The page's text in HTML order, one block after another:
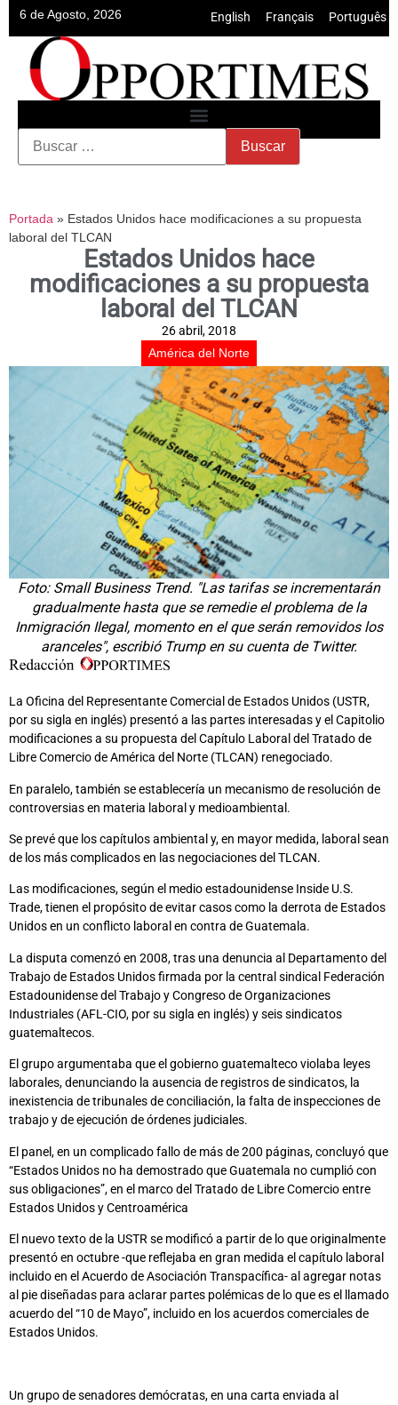
6 de Agosto, 2026 English Français Português
Portada » Estados Unidos hace modificaciones a su propuesta
laboral del TLCAN
Estados Unidos hace
modificaciones a su propuesta
laboral del TLCAN
26 abril, 2018
América del Norte
Foto: Small Business Trend. "Las tarifas se incrementarán
gradualmente hasta que se remedie el problema de la
Inmigración Ilegal, momento en el que serán removidos los
aranceles", escribió Trump en su cuenta de Twitter.
La Oficina del Representante Comercial de Estados Unidos (USTR,
por su sigla en inglés) presentó a las partes interesadas y el Capitolio
modificaciones a su propuesta del Capítulo Laboral del Tratado de
Libre Comercio de América del Norte (TLCAN) renegociado.
En paralelo, también se establecería un mecanismo de resolución de
controversias en materia laboral y medioambiental.
Se prevé que los capítulos ambiental y, en mayor medida, laboral sean
de los más complicados en las negociaciones del TLCAN.
Las modificaciones, según el medio estadounidense Inside U.S.
Trade, tienen el propósito de evitar casos como la derrota de Estados
Unidos en un conflicto laboral en contra de Guatemala.
La disputa comenzó en 2008, tras una denuncia al Departamento del
Trabajo de Estados Unidos firmada por la central sindical Federación
Estadounidense del Trabajo y Congreso de Organizaciones
Industriales (AFL-CIO, por su sigla en inglés) y seis sindicatos
guatemaltecos.
El grupo argumentaba que el gobierno guatemalteco violaba leyes
laborales, denunciando la ausencia de registros de sindicatos, la
inexistencia de tribunales de conciliación, la falta de inspecciones de
trabajo y de ejecución de órdenes judiciales.
El panel, en un complicado fallo de más de 200 páginas, concluyó que
“Estados Unidos no ha demostrado que Guatemala no cumplió con
sus obligaciones”, en el marco del Tratado de Libre Comercio entre
Estados Unidos y Centroamérica
El nuevo texto de la USTR se modificó a partir de lo que originalmente
presentó en octubre -que reflejaba en gran medida el capítulo laboral
incluido en el Acuerdo de Asociación Transpacífica- al agregar notas
al pie diseñadas para aclarar partes polémicas de lo que es el llamado
acuerdo del “10 de Mayo”, incluido en los acuerdos comerciales de
Estados Unidos.
Un grupo de senadores demócratas, en una carta enviada al